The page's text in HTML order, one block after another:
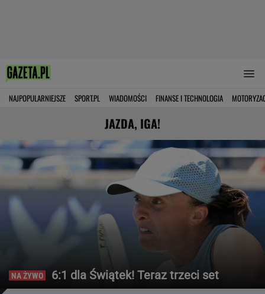
NAJPOPULARNIEJSZE SPORT.PL WIADOMOŚCI FINANSE I TECHNOLOGIA
JAZDA, IGA!
6:1 dla Świątek! Teraz trzeci set